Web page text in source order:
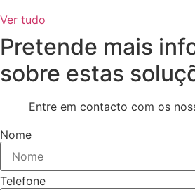
Ver tudo
Pretende mais
sobre estas
Entre em contacto com os
Nome
Telefone